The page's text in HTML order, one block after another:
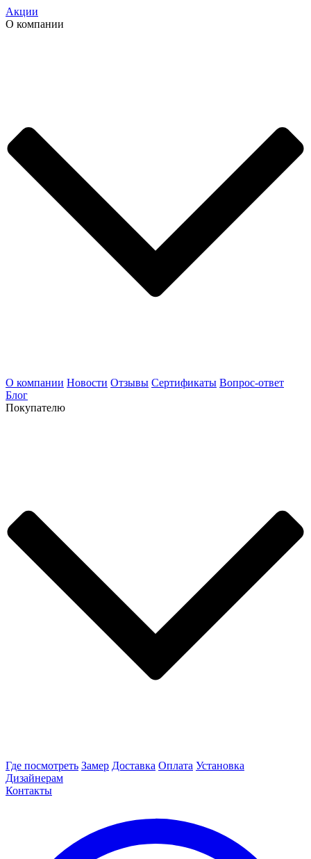
Акции
О компании
О компании Новости Отзывы Сертификаты Вопрос-ответ
Блог
Покупателю
Где посмотреть Замер Доставка Оплата Установка
Дизайнерам
Контакты